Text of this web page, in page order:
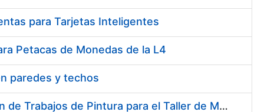
para Tarjetas Inteligentes
Petacas de Monedas de la L4
paredes y techos
Contratación del Servicio de Asistencia Técnica para la Realización de Trabajos de Pintura para el Taller de Mantenimiento de la Fábrica de Papel de Burgos durante el año 2017